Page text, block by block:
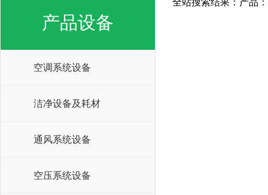
产品设备
空调系统设备
洁净设备及耗材
通风系统设备
空压系统设备